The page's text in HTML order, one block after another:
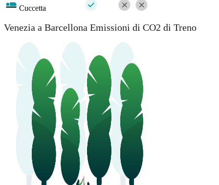
Cuccetta
Venezia a Barcellona Emissioni di CO2 di Treno